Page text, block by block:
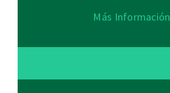
Más Información